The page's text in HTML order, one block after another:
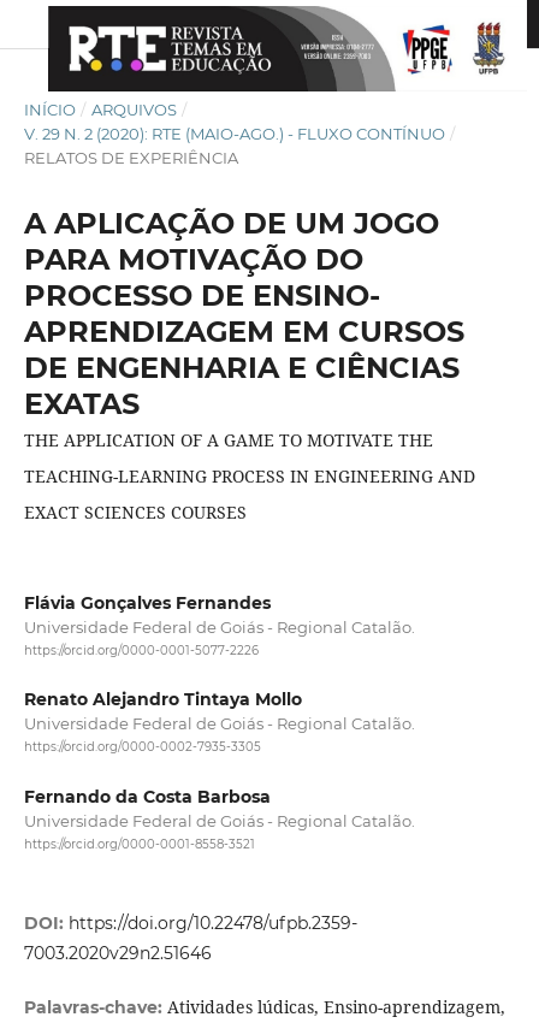
INÍCIO / ARQUIVOS /
V. 29 N. 2 (2020): RTE (MAIO-AGO.) - FLUXO CONTÍNUO /
RELATOS DE EXPERIÊNCIA
A APLICAÇÃO DE UM JOGO
PARA MOTIVAÇÃO DO
PROCESSO DE ENSINO-
APRENDIZAGEM EM CURSOS
DE ENGENHARIA E CIÊNCIAS
EXATAS
THE APPLICATION OF A GAME TO MOTIVATE THE
TEACHING-LEARNING PROCESS IN ENGINEERING AND
EXACT SCIENCES COURSES
Flávia Gonçalves Fernandes
Universidade Federal de Goiás - Regional Catalão.
https://orcid.org/0000-0001-5077-2226
Renato Alejandro Tintaya Mollo
Universidade Federal de Goiás - Regional Catalão.
https://orcid.org/0000-0002-7935-3305
Fernando da Costa Barbosa
Universidade Federal de Goiás - Regional Catalão.
https://orcid.org/0000-0001-8558-3521
DOI: https://doi.org/10.22478/ufpb.2359-
7003.2020v29n2.51646
Palavras-chave: Atividades lúdicas, Ensino-aprendizagem,